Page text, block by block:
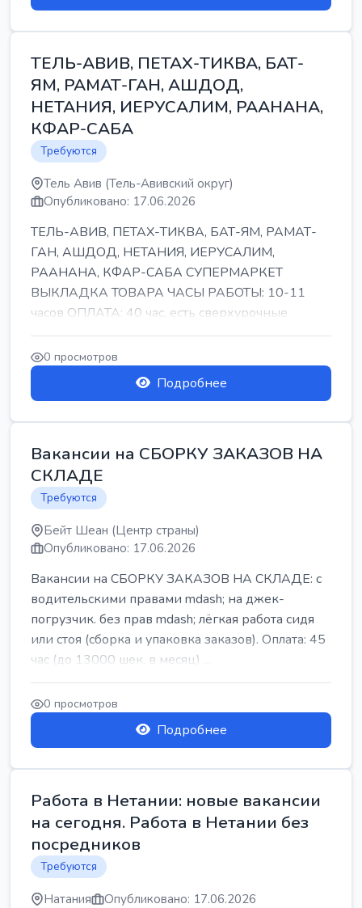
ТЕЛЬ-АВИВ, ПЕТАХ-ТИКВА, БАТ-
ЯМ, РАМАТ-ГАН, АШДОД,
НЕТАНИЯ, ИЕРУСАЛИМ, РААНАНА,
КФАР-САБА
Требуются
Тель Авив (Тель-Авивский округ)
Опубликовано: 17.06.2026
ТЕЛЬ-АВИВ, ПЕТАХ-ТИКВА, БАТ-ЯМ, РАМАТ-
ГАН, АШДОД, НЕТАНИЯ, ИЕРУСАЛИМ,
РААНАНА, КФАР-САБА СУПЕРМАРКЕТ
ВЫКЛАДКА ТОВАРА ЧАСЫ РАБОТЫ: 10-11
часов ОПЛАТА: 40 час, есть сверхурочные
ПИТАНИЕ ЕСТЬ Для синих б...
0 просмотров
Подробнее
Вакансии на СБОРКУ ЗАКАЗОВ НА
СКЛАДЕ
Требуются
Бейт Шеан (Центр страны)
Опубликовано: 17.06.2026
Вакансии на СБОРКУ ЗАКАЗОВ НА СКЛАДЕ: с
водительскими правами mdash; на джек-
погрузчик. без прав mdash; лёгкая работа сидя
или стоя (сборка и упаковка заказов). Оплата: 45
час (до 13000 шек. в месяц) ...
0 просмотров
Подробнее
Работа в Нетании: новые вакансии
на сегодня. Работа в Нетании без
посредников
Требуются
Натания Опубликовано: 17.06.2026